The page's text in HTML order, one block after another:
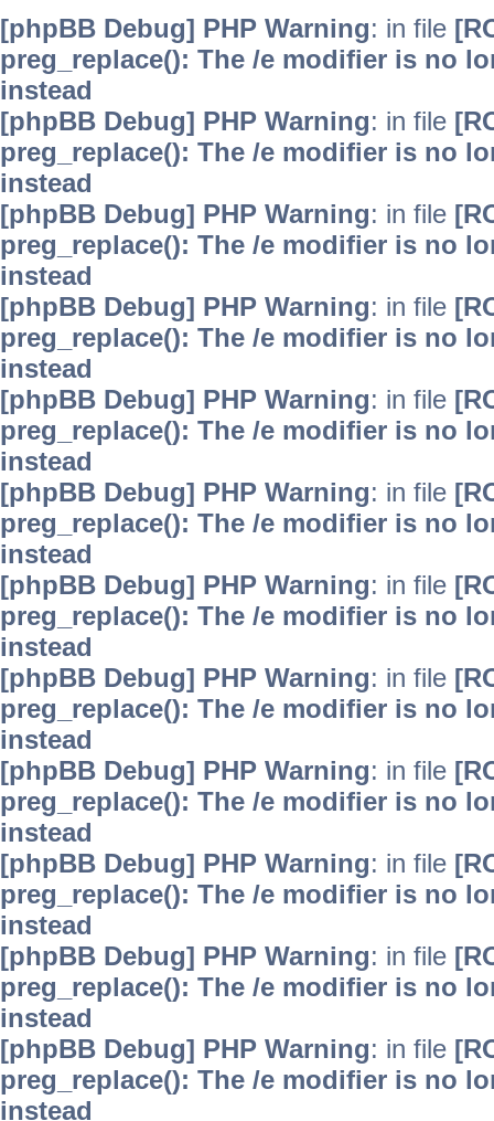
[phpBB Debug] PHP Warning: in file
preg_replace(): The /e modifier is no
instead
[phpBB Debug] PHP Warning: in file
preg_replace(): The /e modifier is no
instead
[phpBB Debug] PHP Warning: in file
preg_replace(): The /e modifier is no
instead
[phpBB Debug] PHP Warning: in file
preg_replace(): The /e modifier is no
instead
[phpBB Debug] PHP Warning: in file
preg_replace(): The /e modifier is no
instead
[phpBB Debug] PHP Warning: in file
preg_replace(): The /e modifier is no
instead
[phpBB Debug] PHP Warning: in file
preg_replace(): The /e modifier is no
instead
[phpBB Debug] PHP Warning: in file
preg_replace(): The /e modifier is no
instead
[phpBB Debug] PHP Warning: in file
preg_replace(): The /e modifier is no
instead
[phpBB Debug] PHP Warning: in file
preg_replace(): The /e modifier is no
instead
[phpBB Debug] PHP Warning: in file
preg_replace(): The /e modifier is no
instead
[phpBB Debug] PHP Warning: in file
preg_replace(): The /e modifier is no
instead